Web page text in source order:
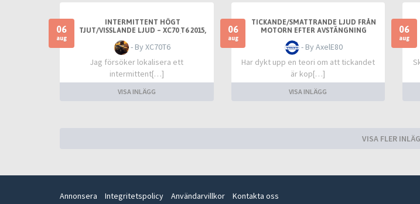
06
aug
INTERMITTENT HÖGT
TJUT/VISSLANDE LJUD – XC70 T6 2015,
- By XC70T6
Jag försöker lokalisera ett
intermittent[…]
VISA INLÄGG
06
aug
TICKANDE/SMATTRANDE LJUD FRÅN
MOTORN EFTER AVSTÄNGNING
- By AxelE80
Har dykt upp en teori om att tickandet
är kop[…]
VISA INLÄGG
06
aug
VISA FLER
Annonsera Integritetspolicy Användarvillkor Kontakta oss